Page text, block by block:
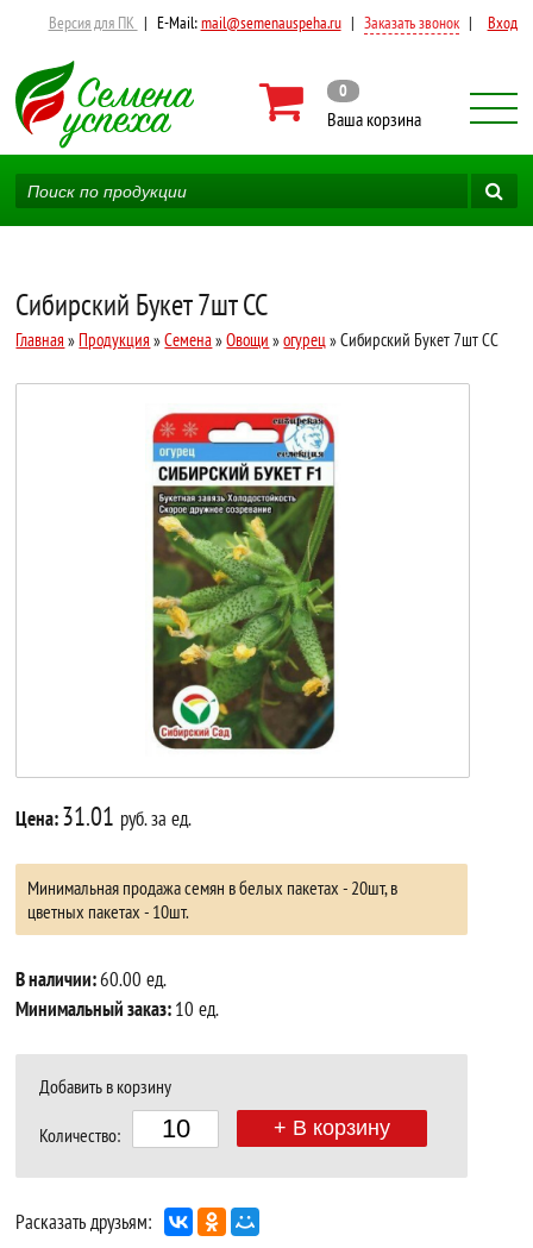
Версия для ПК | E-Mail:mail@semenauspeha.ru | Заказать звонок | Вход
0
Ваша корзина
Сибирский Букет 7шт СС
Главная » Продукция »Семена»Овощи »огурец » Сибирский Букет 7шт СС
Цена:31.01 руб. за ед.
Минимальная продажа семян в белых пакетах - 20шт, в
цветных пакетах - 10шт.
В наличии:60.00 ед.
Минимальный заказ:10 ед.
Добавить в корзину
Количество: + В корзину
Расказать друзьям: